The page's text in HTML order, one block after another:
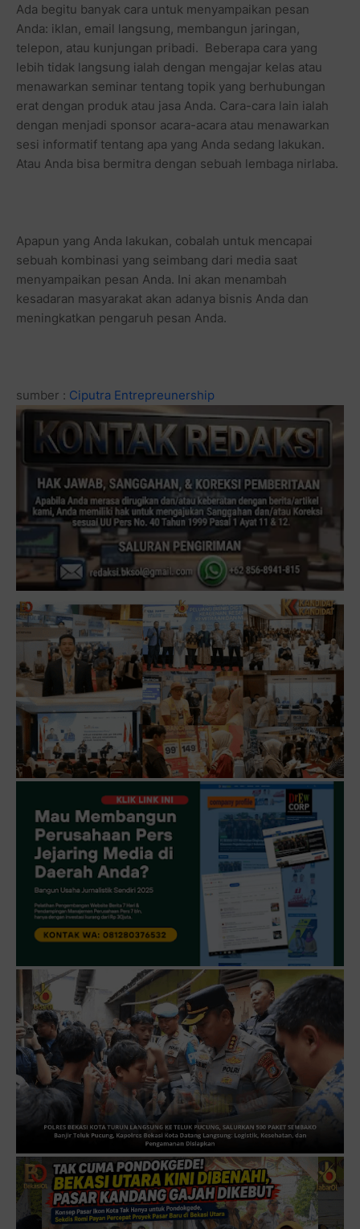
Ada begitu banyak cara untuk menyampaikan pesan
Anda: iklan, email langsung, membangun jaringan,
telepon, atau kunjungan pribadi. Beberapa cara yang
lebih tidak langsung ialah dengan mengajar kelas atau
menawarkan seminar tentang topik yang berhubungan
erat dengan produk atau jasa Anda. Cara-cara lain ialah
dengan menjadi sponsor acara-acara atau menawarkan
sesi informatif tentang apa yang Anda sedang lakukan.
Atau Anda bisa bermitra dengan sebuah lembaga nirlaba.
Apapun yang Anda lakukan, cobalah untuk mencapai
sebuah kombinasi yang seimbang dari media saat
menyampaikan pesan Anda. Ini akan menambah
kesadaran masyarakat akan adanya bisnis Anda dan
meningkatkan pengaruh pesan Anda.
sumber : Ciputra Entrepreunership